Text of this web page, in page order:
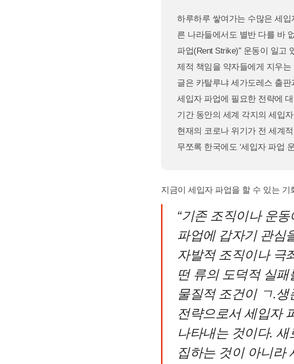
하루하루 쌓여가는 수많은 세
른 나라들에서도 별반 다를 바
파업(Rent Strike)” 운동이 일고
제적 책임을 약자들에게 지우
글은 카탈루냐 세가도레스 출
세입자 파업에 필요한 전략에
기간 동안의 세계 각지의 세입
현재의 코로나 위기가 전 세계
무쪼록 한국에도 ‘세입자 파업
지금이 세입자 파업을 할 수 있는 기
“기존 조직이나 운
파업에 갑자기 관심
자발적 조직이나 극
떤 류의 도덕적 실
물질적 조건이 ㄱ.생
전략으로서 세입자
나타내는 것이다. 새
집하는 것이 아니라